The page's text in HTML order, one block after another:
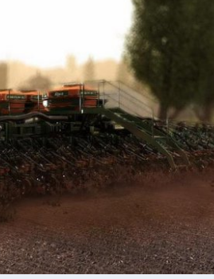
KINGDOM COME:
DELIVERANCE